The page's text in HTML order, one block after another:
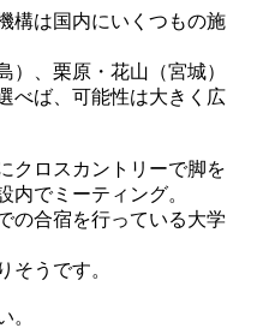
構は国内にいくつもの施
）、栗原・花山（宮城）
べば、可能性は大きく広
クロスカントリーで脚を
内でミーティング。
の合宿を行っている大学
そうです。
。